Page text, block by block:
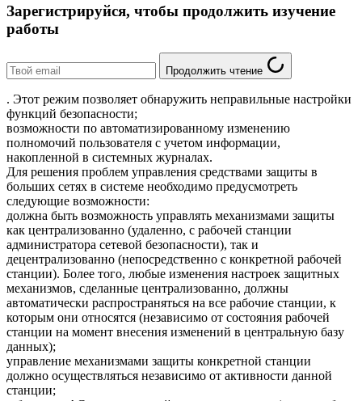
Зарегистрируйся, чтобы продолжить изучение
работы
Продолжить чтение
. Этот режим позволяет обнаружить неправильные настройки
функций безопасности;
возможности по автоматизированному изменению
полномочий пользователя с учетом информации,
накопленной в системных журналах.
Для решения проблем управления средствами защиты в
больших сетях в системе необходимо предусмотреть
следующие возможности:
должна быть возможность управлять механизмами защиты
как централизованно (удаленно, с рабочей станции
администратора сетевой безопасности), так и
децентрализованно (непосредственно с конкретной рабочей
станции). Более того, любые изменения настроек защитных
механизмов, сделанные централизованно, должны
автоматически распространяться на все рабочие станции, к
которым они относятся (независимо от состояния рабочей
станции на момент внесения изменений в центральную базу
данных);
управление механизмами защиты конкретной станции
должно осуществляться независимо от активности данной
станции;